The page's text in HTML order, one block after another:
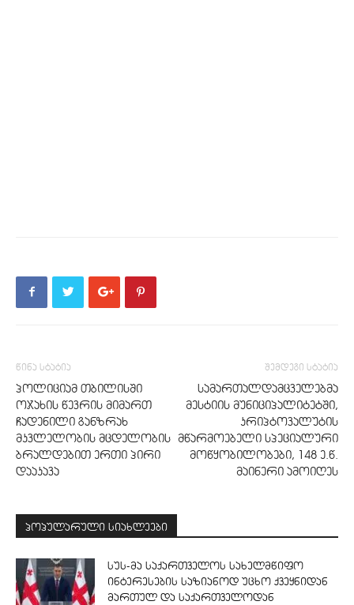
წინა სტატია
პოლიციამ თბილისში
ოჯახის წევრის მიმართ
ჩადენილი განზრახ
მკვლელობის მცდელობის
ბრალდებით ერთი პირი
დააკავა
შემდეგი სტატია
სამართალდამცველებმა
მესტიის მუნიციპალიტეტში,
კრიპტოვალუტის
მწარმოებელი სპეციალური
მოწყობილობები, 148 ე.წ.
მაინერი ამოიღეს
პოპულარული სიახლეები
სუს-მა საქართველოს სახელმწიფო
ინტერესების საზიანოდ უცხო ქვეყნიდან
მართულ და საქართველოდან